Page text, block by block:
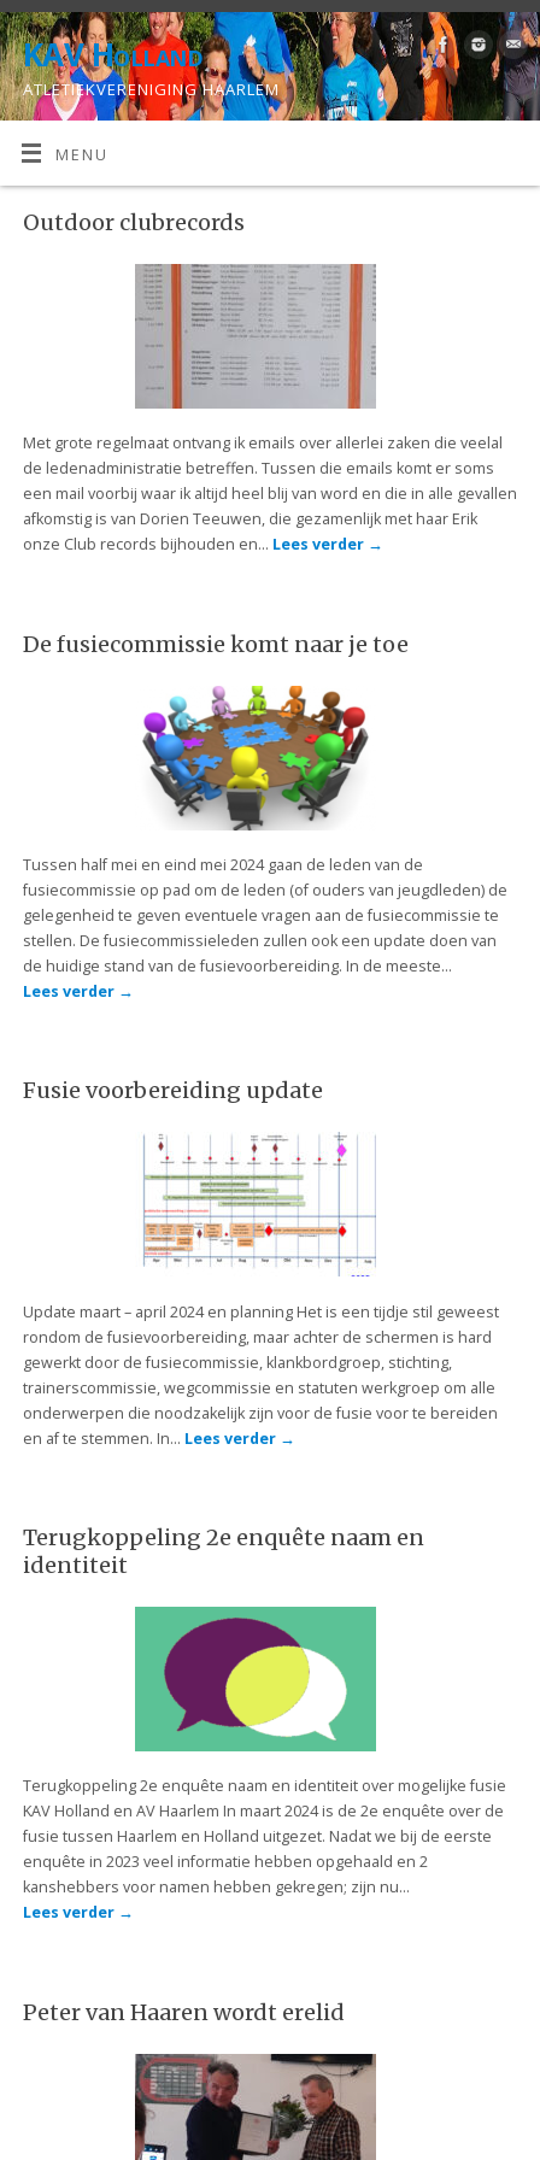
KAV Holland
ATLETIEKVERENIGING HAARLEM
MENU
Outdoor clubrecords
Met grote regelmaat ontvang ik emails over allerlei zaken die veelal
de ledenadministratie betreffen. Tussen die emails komt er soms
een mail voorbij waar ik altijd heel blij van word en die in alle gevallen
afkomstig is van Dorien Teeuwen, die gezamenlijk met haar Erik
onze Club records bijhouden en… Lees verder →
De fusiecommissie komt naar je toe
Tussen half mei en eind mei 2024 gaan de leden van de
fusiecommissie op pad om de leden (of ouders van jeugdleden) de
gelegenheid te geven eventuele vragen aan de fusiecommissie te
stellen. De fusiecommissieleden zullen ook een update doen van
de huidige stand van de fusievoorbereiding. In de meeste…
Lees verder →
Fusie voorbereiding update
Update maart – april 2024 en planning Het is een tijdje stil geweest
rondom de fusievoorbereiding, maar achter de schermen is hard
gewerkt door de fusiecommissie, klankbordgroep, stichting,
trainerscommissie, wegcommissie en statuten werkgroep om alle
onderwerpen die noodzakelijk zijn voor de fusie voor te bereiden
en af te stemmen. In… Lees verder →
Terugkoppeling 2e enquête naam en
identiteit
Terugkoppeling 2e enquête naam en identiteit over mogelijke fusie
KAV Holland en AV Haarlem In maart 2024 is de 2e enquête over de
fusie tussen Haarlem en Holland uitgezet. Nadat we bij de eerste
enquête in 2023 veel informatie hebben opgehaald en 2
kanshebbers voor namen hebben gekregen; zijn nu…
Lees verder →
Peter van Haaren wordt erelid